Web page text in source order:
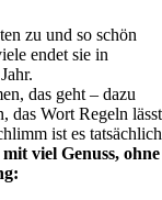
zu und so schön
endet sie in
das geht – dazu
das Wort Regeln lässt
ist es tatsächlich
viel Genuss, ohne